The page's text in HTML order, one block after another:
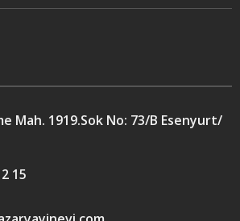
Mah. 1919.Sok No: 73/B Esenyurt/
15